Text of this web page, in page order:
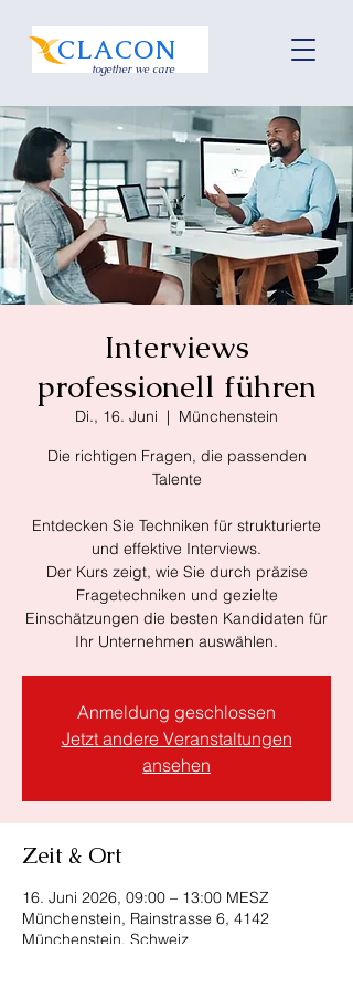
CLACON
together we care
Interviews
professionell führen
Di., 16. Juni
  |
Münchenstein
Die richtigen Fragen, die passenden
Talente
Entdecken Sie Techniken für strukturierte
und effektive Interviews.
Der Kurs zeigt, wie Sie durch präzise
Fragetechniken und gezielte
Einschätzungen die besten Kandidaten für
Ihr Unternehmen auswählen.
Anmeldung geschlossen
Jetzt andere Veranstaltungen
ansehen
Zeit & Ort
16. Juni 2026, 09:00 – 13:00 MESZ
Münchenstein, Rainstrasse 6, 4142
Münchenstein, Schweiz